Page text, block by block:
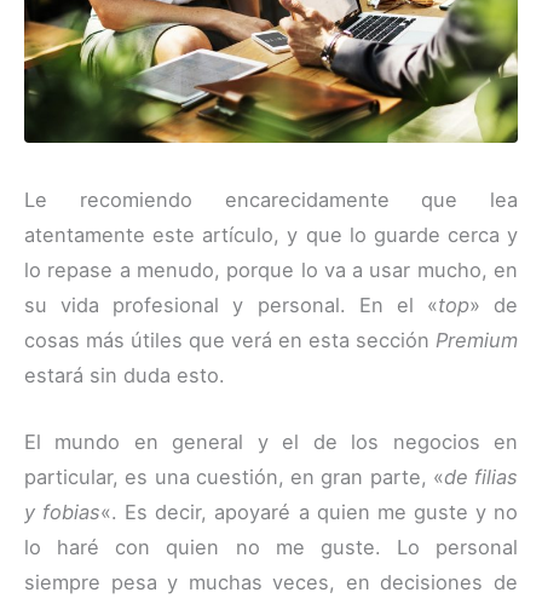
Le recomiendo encarecidamente que lea
atentamente este artículo, y que lo guarde cerca y
lo repase a menudo, porque lo va a usar mucho, en
su vida profesional y personal. En el «top» de
cosas más útiles que verá en esta sección Premium
estará sin duda esto.
El mundo en general y el de los negocios en
particular, es una cuestión, en gran parte, «de filias
y fobias«. Es decir, apoyaré a quien me guste y no
lo haré con quien no me guste. Lo personal
siempre pesa y muchas veces, en decisiones de